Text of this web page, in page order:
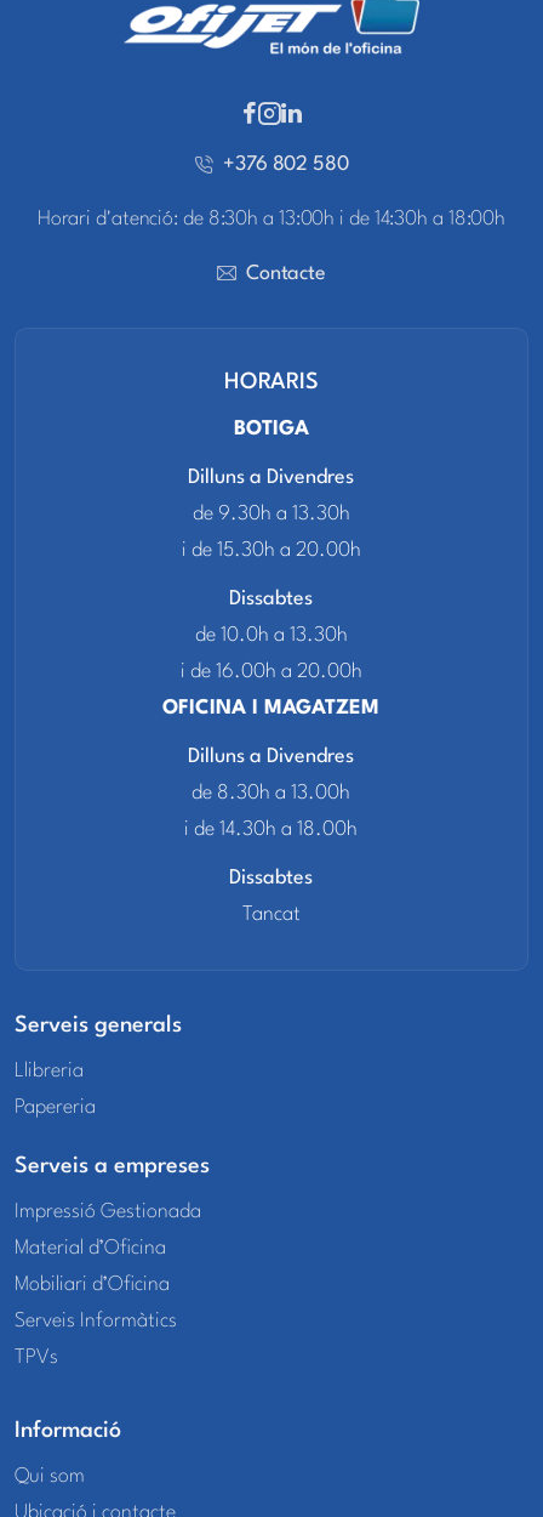
+376 802 580
Horari d'atenció: de 8:30h a 13:00h i de 14:30h a 18:00h
Contacte
HORARIS
BOTIGA
Dilluns a Divendres
de 9.30h a 13.30h
i de 15.30h a 20.00h
Dissabtes
de 10.0h a 13.30h
i de 16.00h a 20.00h
OFICINA I MAGATZEM
Dilluns a Divendres
de 8.30h a 13.00h
i de 14.30h a 18.00h
Dissabtes
Tancat
Serveis generals
Llibreria
Papereria
Serveis a empreses
Impressió Gestionada
Material d’Oficina
Mobiliari d’Oficina
Serveis Informàtics
TPVs
Informació
Qui som
Ubicació i contacte